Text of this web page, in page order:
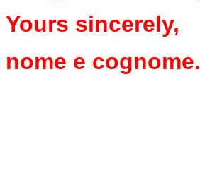
Yours sincerely,
nome e cognome.